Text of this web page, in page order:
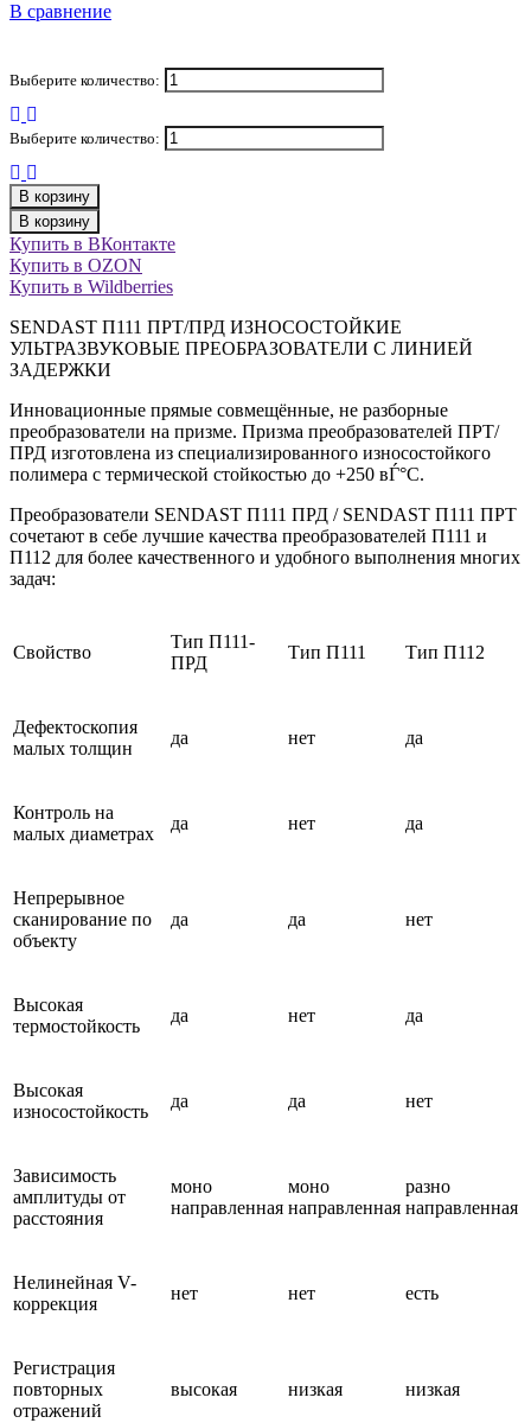
В сравнение
Выберите количество:
Выберите количество:
В корзину
В корзину
Купить в ВКонтакте
Купить в OZON
Купить в Wildberries
SENDAST П111 ПРТ/ПРД ИЗНОСОСТОЙКИЕ
УЛЬТРАЗВУКОВЫЕ ПРЕОБРАЗОВАТЕЛИ С ЛИНИЕЙ
ЗАДЕРЖКИ
Инновационные прямые совмещённые, не разборные
преобразователи на призме. Призма преобразователей ПРТ/
ПРД изготовлена из специализированного износостойкого
полимера с термической стойкостью до +250 вЃ°С.
Преобразователи SENDAST П111 ПРД / SENDAST П111 ПРТ
сочетают в себе лучшие качества преобразователей П111 и
П112 для более качественного и удобного выполнения многих
задач:
Свойство
Тип П111-
ПРД
Тип П111 Тип П112
Дефектоскопия
малых толщин
да нет да
Контроль на
малых диаметрах
да нет да
Непрерывное
сканирование по
объекту
да да нет
Высокая
термостойкость
да нет да
Высокая
износостойкость
да да нет
Зависимость
амплитуды от
расстояния
моно
направленная
моно
направленная
разно
направленная
Нелинейная V-
коррекция
нет нет есть
Регистрация
повторных
отражений
высокая низкая низкая